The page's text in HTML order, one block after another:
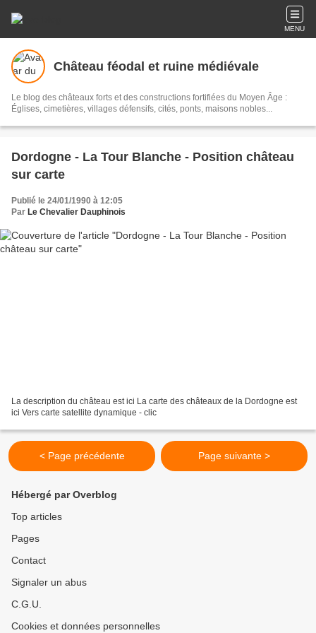
MENU
Château féodal et ruine médiévale
Le blog des châteaux forts et des constructions fortifiées du Moyen Âge :
Églises, cimetières, villages défensifs, cités, ponts, maisons nobles...
Dordogne - La Tour Blanche - Position château
sur carte
Publié le 24/01/1990 à 12:05
Par Le Chevalier Dauphinois
La description du château est ici La carte des châteaux de la Dordogne est
ici Vers carte satellite dynamique - clic
< Page précédente Page suivante >
Hébergé par Overblog
Top articles
Pages
Contact
Signaler un abus
C.G.U.
Cookies et données personnelles